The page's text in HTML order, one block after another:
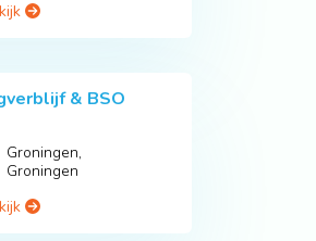
& BSO
Groningen,
Groningen